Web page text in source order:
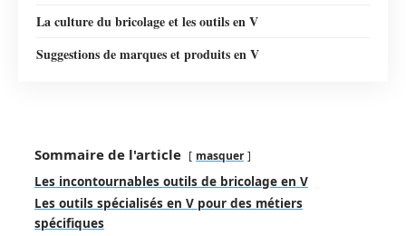
La culture du bricolage et les outils en V
Suggestions de marques et produits en V
Sommaire de l'article masquer
Les incontournables outils de bricolage en V
Les outils spécialisés en V pour des métiers
spécifiques